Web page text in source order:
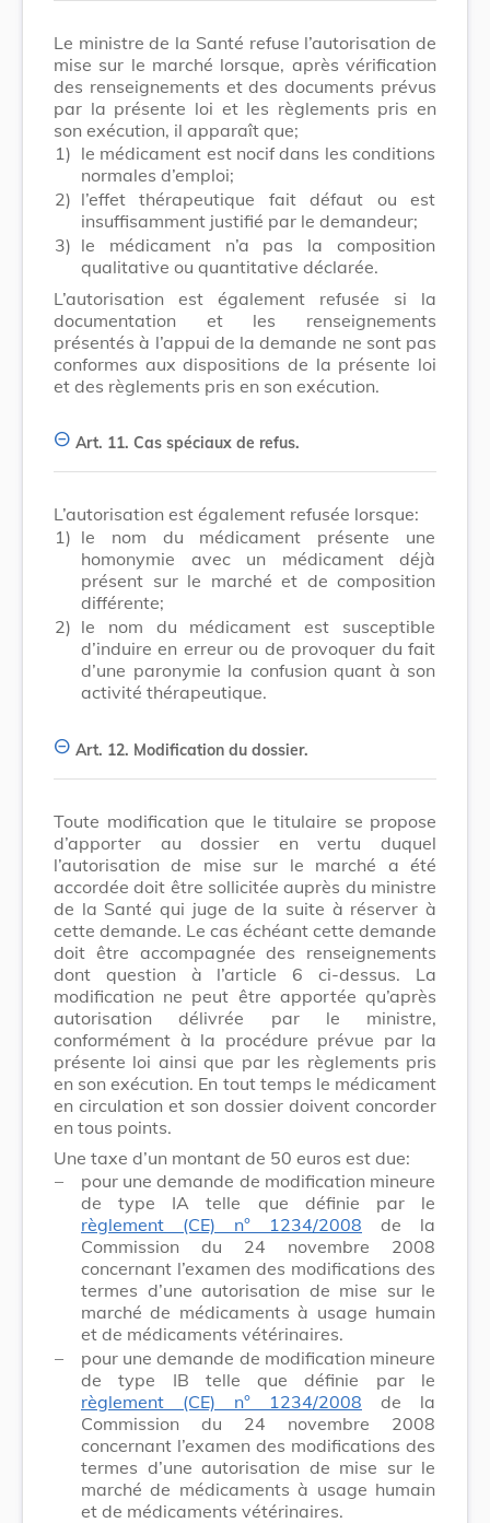
Le ministre de la Santé refuse l’autorisation de
mise sur le marché lorsque, après vérification
des renseignements et des documents prévus
par la présente loi et les règlements pris en
son exécution, il apparaît que;
1) le médicament est nocif dans les conditions
normales d’emploi;
2) l’effet thérapeutique fait défaut ou est
insuffisamment justifié par le demandeur;
3) le médicament n’a pas la composition
qualitative ou quantitative déclarée.
L’autorisation est également refusée si la
documentation et les renseignements
présentés à l’appui de la demande ne sont pas
conformes aux dispositions de la présente loi
et des règlements pris en son exécution.
Art. 11. Cas spéciaux de refus.
L’autorisation est également refusée lorsque:
1) le nom du médicament présente une
homonymie avec un médicament déjà
présent sur le marché et de composition
différente;
2) le nom du médicament est susceptible
d’induire en erreur ou de provoquer du fait
d’une paronymie la confusion quant à son
activité thérapeutique.
Art. 12. Modification du dossier.
Toute modification que le titulaire se propose
d’apporter au dossier en vertu duquel
l’autorisation de mise sur le marché a été
accordée doit être sollicitée auprès du ministre
de la Santé qui juge de la suite à réserver à
cette demande. Le cas échéant cette demande
doit être accompagnée des renseignements
dont question à l’article 6 ci-dessus. La
modification ne peut être apportée qu’après
autorisation délivrée par le ministre,
conformément à la procédure prévue par la
présente loi ainsi que par les règlements pris
en son exécution. En tout temps le médicament
en circulation et son dossier doivent concorder
en tous points.
Une taxe d’un montant de 50 euros est due:
–
pour une demande de modification mineure
de type IA telle que définie par le
règlement (CE) n° 1234/2008 de la
Commission du 24 novembre 2008
concernant l’examen des modifications des
termes d’une autorisation de mise sur le
marché de médicaments à usage humain
et de médicaments vétérinaires.
–
pour une demande de modification mineure
de type IB telle que définie par le
règlement (CE) n° 1234/2008 de la
Commission du 24 novembre 2008
concernant l’examen des modifications des
termes d’une autorisation de mise sur le
marché de médicaments à usage humain
et de médicaments vétérinaires.